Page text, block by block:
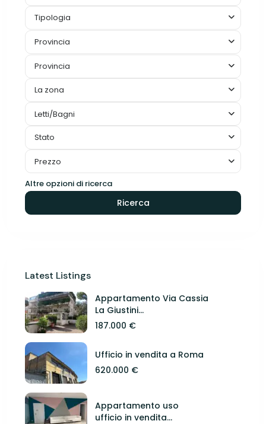
Tipologia
Provincia
Provincia
La zona
Letti/Bagni
Stato
Prezzo
Altre opzioni di ricerca
Ricerca
Latest Listings
Appartamento Via Cassia
La Giustini...
187.000 €
Ufficio in vendita a Roma
620.000 €
Appartamento uso
ufficio in vendita...